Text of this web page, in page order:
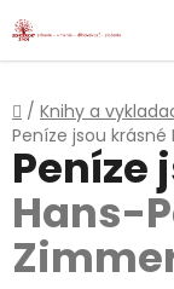
Prejsť
na
Domov
/ Knihy a
Peníze jsou krásné
Peníze
Hans-